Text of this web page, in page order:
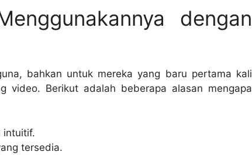
dengan
bahkan untuk mereka yang baru pertama kali
video. Berikut adalah beberapa alasan mengapa
intuitif.
tersedia.